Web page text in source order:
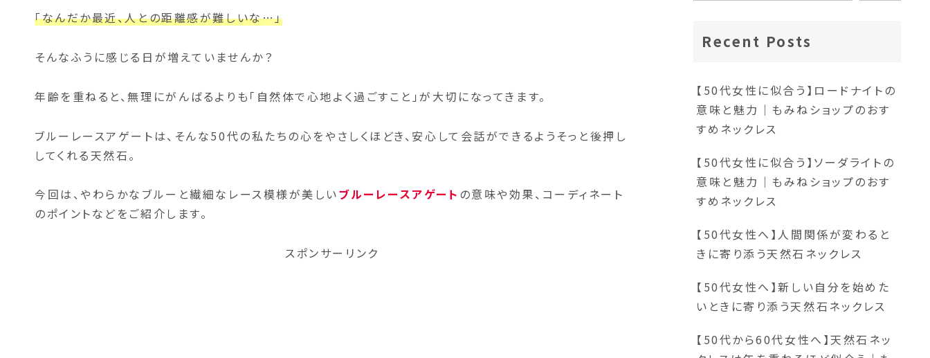
「なんだか最近、人との距離感が難しいな…」
そんなふうに感じる日が増えていませんか？
年齢を重ねると、無理にがんばるよりも「自然体で心地よく過ごすこと」が大切になってきます。
ブルーレースアゲートは、そんな50代の私たちの心をやさしくほどき、安心して会話ができるようそっと後押し
してくれる天然石。
今回は、やわらかなブルーと繊細なレース模様が美しいブルーレースアゲート の意味や効果、コーディネート
のポイントなどをご紹介します。
スポンサーリンク
Recent Posts
【50代女性に似合う】ロードナイトの
意味と魅力｜もみねショップのおす
すめネックレス
【50代女性に似合う】ソーダライトの
意味と魅力｜もみねショップのおす
すめネックレス
【50代女性へ】人間関係が変わると
きに寄り添う天然石ネックレス
【50代女性へ】新しい自分を始めた
いときに寄り添う天然石ネックレス
【50代から60代女性へ】天然石ネッ